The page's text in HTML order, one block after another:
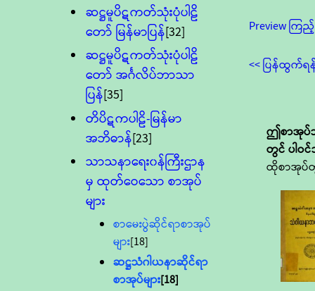
ဆဋ္ဌမူပိဋကတ်သုံးပုံပါဠိ
တော် မြန်မာပြန်[32]
ဆဋ္ဌမူပိဋကတ်သုံးပုံပါဠိ
တော် အင်္ဂလိပ်ဘာသာ
ပြန်[35]
တိပိဋကပါဠိ-မြန်မာ
အဘိဓာန်[23]
သာသနာရေး၀န်ကြီးဌာန
မှ ထုတ်ဝေသော စာအုပ်
များ
စာမေးပွဲဆိုင်ရာစာအုပ်
များ[18]
ဆဋ္ဌသံဂါယနာဆိုင်ရာ
စာအုပ်များ[18]
Preview ကြ
<< ပြန်ထွက်ရ
ဤစာအုပ်
တွင် ပါဝ
ထိုစာအုပ်တွဲ